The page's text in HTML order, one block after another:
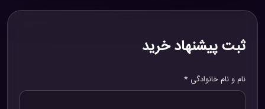
ثبت پیشنهاد خرید
نام و نام خانوادگی *